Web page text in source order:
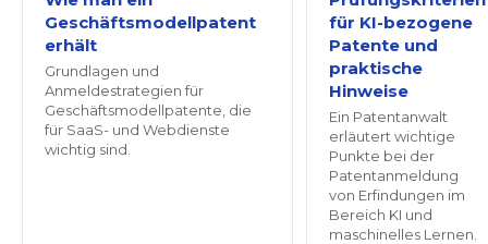
Geschäftsmodellpatent
erhält
Grundlagen und
Anmeldestrategien für
Geschäftsmodellpatente, die
für SaaS- und Webdienste
wichtig sind.
für KI-bezogene
Patente und
praktische
Hinweise
Ein Patentanwalt
erläutert wichtige
Punkte bei der
Patentanmeldung
von Erfindungen im
Bereich KI und
maschinelles Lernen.